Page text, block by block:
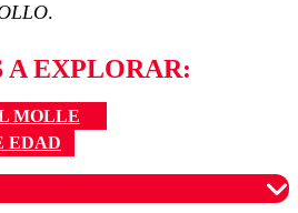
.
A EXPLORAR:
MOLLE
EDAD